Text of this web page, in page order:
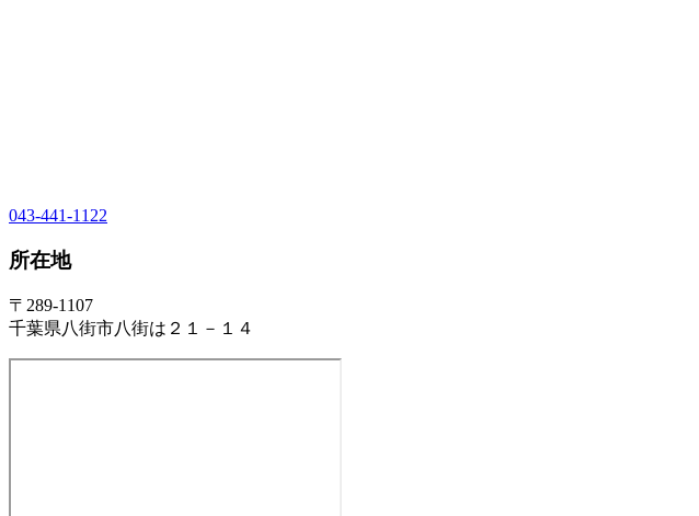
043-441-1122
所在地
〒289-1107
千葉県八街市八街は２１－１４